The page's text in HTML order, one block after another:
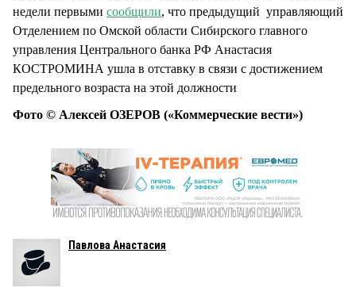
недели первыми сообщили, что предыдущий управляющий
Отделением по Омской области Сибирского главного
управления Центрального банка РФ Анастасия
КОСТРОМИНА ушла в отставку в связи с достижением
предельного возраста на этой должности
Фото © Алексей ОЗЕРОВ («Коммерческие вести»)
Павлова Анастасия